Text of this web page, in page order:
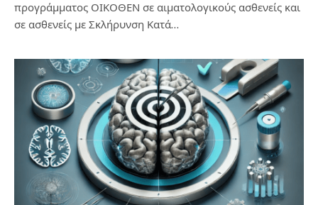
προγράμματος ΟΙΚΟΘΕΝ σε αιματολογικούς ασθενείς και
σε ασθενείς με Σκλήρυνση Κατά…